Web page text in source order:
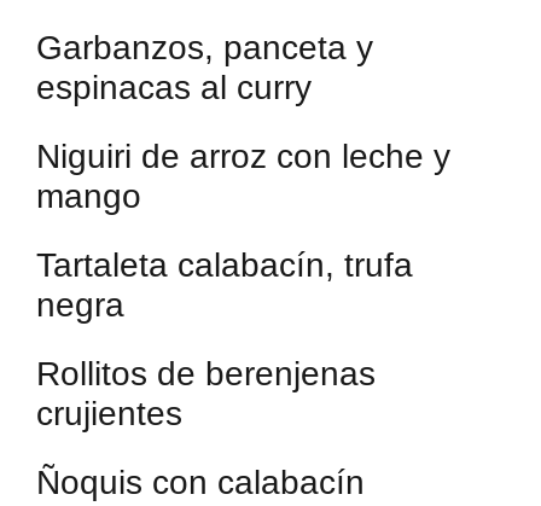
Garbanzos, panceta y
espinacas al curry
Niguiri de arroz con leche y
mango
Tartaleta calabacín, trufa
negra
Rollitos de berenjenas
crujientes
Ñoquis con calabacín